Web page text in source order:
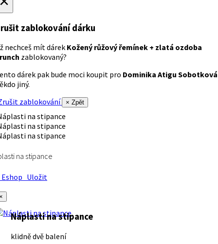
zablokování dárku
nechceš mít dárek Kožený růžový řemínek + zlatá ozdoba
zablokovaný?
dárek pak bude moci koupit pro Dominika Atigu Sobotková
jiný.
zablokování
× Zpět
na stipance
Uložit
Náplasti na stipance
klidně dvě balení